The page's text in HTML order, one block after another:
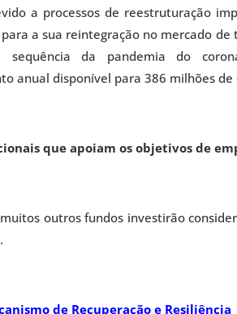
a processos de reestruturação
a sua reintegração no mercado
sequência da pandemia do
anual disponível para 386 milhões
que apoiam os objetivos de
outros fundos investirão
de Recuperação e Resiliência